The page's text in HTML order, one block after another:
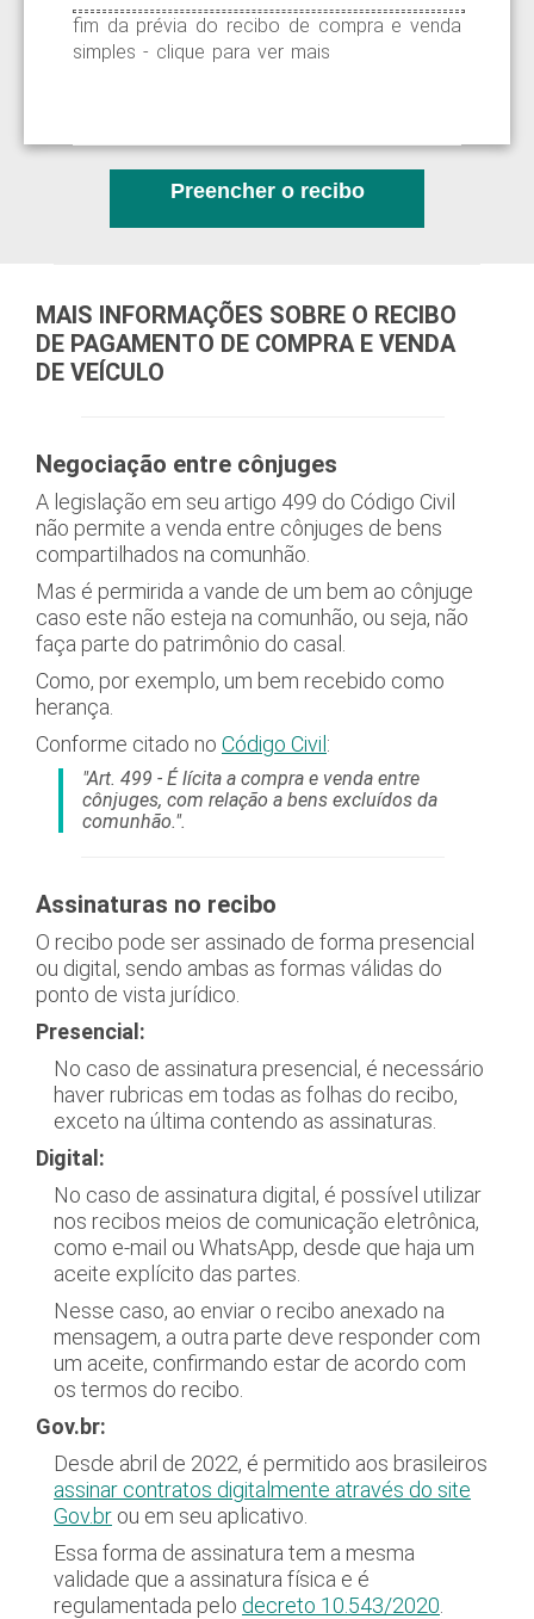
fim da prévia do recibo de compra e venda
simples - clique para ver mais
Preencher o recibo
MAIS INFORMAÇÕES SOBRE O RECIBO
DE PAGAMENTO DE COMPRA E VENDA
DE VEÍCULO
Negociação entre cônjuges
A legislação em seu artigo 499 do Código Civil
não permite a venda entre cônjuges de bens
compartilhados na comunhão.
Mas é permirida a vande de um bem ao cônjuge
caso este não esteja na comunhão, ou seja, não
faça parte do patrimônio do casal.
Como, por exemplo, um bem recebido como
herança.
Conforme citado no Código Civil:
"Art. 499 - É lícita a compra e venda entre
cônjuges, com relação a bens excluídos da
comunhão.".
Assinaturas no recibo
O recibo pode ser assinado de forma presencial
ou digital, sendo ambas as formas válidas do
ponto de vista jurídico.
Presencial:
No caso de assinatura presencial, é necessário
haver rubricas em todas as folhas do recibo,
exceto na última contendo as assinaturas.
Digital:
No caso de assinatura digital, é possível utilizar
nos recibos meios de comunicação eletrônica,
como e-mail ou WhatsApp, desde que haja um
aceite explícito das partes.
Nesse caso, ao enviar o recibo anexado na
mensagem, a outra parte deve responder com
um aceite, confirmando estar de acordo com
os termos do recibo.
Gov.br:
Desde abril de 2022, é permitido aos brasileiros
assinar contratos digitalmente através do site
Gov.br ou em seu aplicativo.
Essa forma de assinatura tem a mesma
validade que a assinatura física e é
regulamentada pelo decreto 10.543/2020